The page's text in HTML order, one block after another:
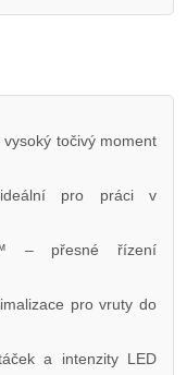
vysoký točivý moment
ideální pro práci v
– přesné řízení
pro vruty do
a intenzity LED